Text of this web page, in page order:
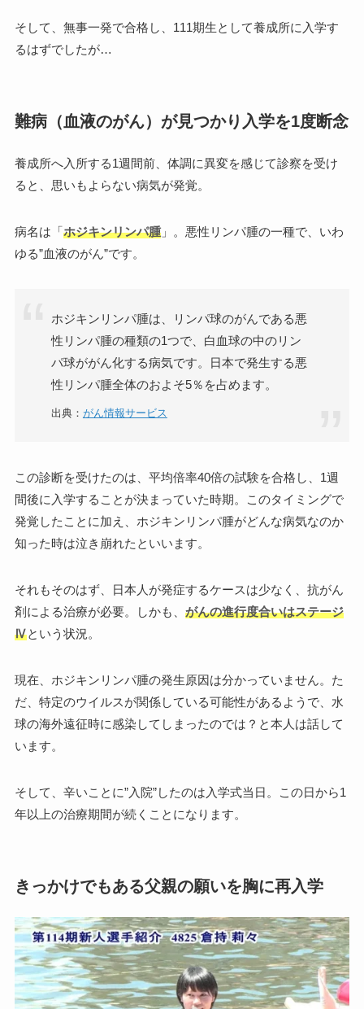
そして、無事一発で合格し、111期生として養成所に入学す
るはずでしたが…
難病（血液のがん）が見つかり入学を1度断念
養成所へ入所する1週間前、体調に異変を感じて診察を受け
ると、思いもよらない病気が発覚。
病名は「ホジキンリンパ腫」。悪性リンパ腫の一種で、いわ
ゆる”血液のがん”です。
ホジキンリンパ腫は、リンパ球のがんである悪
性リンパ腫の種類の1つで、白血球の中のリン
パ球ががん化する病気です。日本で発生する悪
性リンパ腫全体のおよそ5％を占めます。
出典： がん情報サービス
この診断を受けたのは、平均倍率40倍の試験を合格し、1週
間後に入学することが決まっていた時期。このタイミングで
発覚したことに加え、ホジキンリンパ腫がどんな病気なのか
知った時は泣き崩れたといいます。
それもそのはず、日本人が発症するケースは少なく、抗がん
剤による治療が必要。しかも、 がんの進行度合いはステージ
Ⅳという状況。
現在、ホジキンリンパ腫の発生原因は分かっていません。た
だ、特定のウイルスが関係している可能性があるようで、水
球の海外遠征時に感染してしまったのでは？と本人は話して
います。
そして、辛いことに”入院”したのは入学式当日。この日から1
年以上の治療期間が続くことになります。
きっかけでもある父親の願いを胸に再入学